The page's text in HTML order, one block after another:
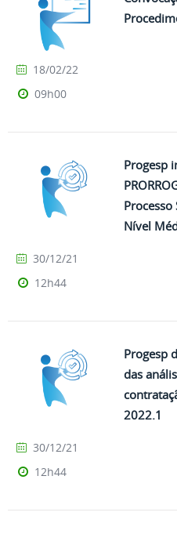
18/02/22
09h00
Progesp
Processo
Nível
30/12/21
12h44
Progesp
das
2022.1
30/12/21
12h44